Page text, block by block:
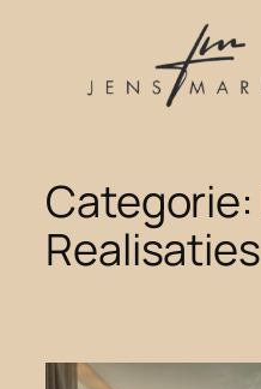
Categorie:
Realisaties